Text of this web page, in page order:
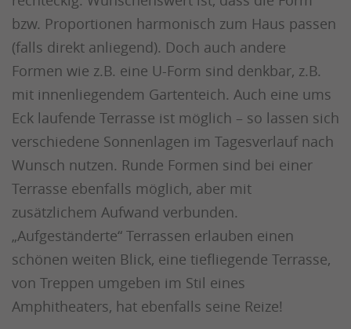
bzw. Proportionen harmonisch zum Haus passen
(falls direkt anliegend). Doch auch andere
Formen wie z.B. eine U-Form sind denkbar, z.B.
mit innenliegendem Gartenteich. Auch eine ums
Eck laufende Terrasse ist möglich – so lassen sich
verschiedene Sonnenlagen im Tagesverlauf nach
Wunsch nutzen. Runde Formen sind bei einer
Terrasse ebenfalls möglich, aber mit
zusätzlichem Aufwand verbunden.
„Aufgeständerte“ Terrassen erlauben einen
schönen weiten Blick, eine tiefliegende Terrasse,
von Treppen umgeben im Stil eines
Amphitheaters, hat ebenfalls seine Reize!